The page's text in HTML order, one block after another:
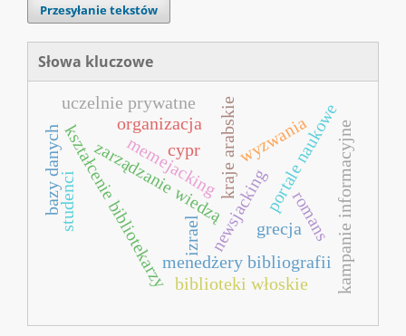
Przesyłanie tekstów
Słowa kluczowe
zarządzanie wiedząkraje arabskie
kształcenie bibliotekarzy grecja
memejackingnewsjacking
menedżery bibliografii
portale naukowe
bazy danych
biblioteki włoskie
organizacja wyzwania
izrael kampanie informacyjne
romans
studenci
cypr
uczelnie prywatne